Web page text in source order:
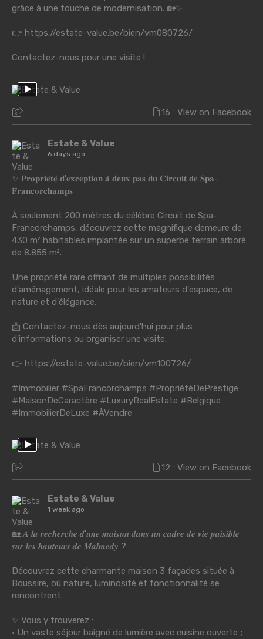
grâce à une touche de modernisation. 🏡✨
👉 https://estate-value.be/bien/vm080726/
Contactez-nous pour une visite !
16 View on Facebook
Estate & Value
6 days ago
✨ 𝐏𝐫𝐨𝐩𝐫𝐢𝐞́𝐭𝐞́ 𝐝'𝐞𝐱𝐜𝐞𝐩𝐭𝐢𝐨𝐧 𝐚̀ 𝐝𝐞𝐮𝐱 𝐩𝐚𝐬 𝐝𝐮 𝐂𝐢𝐫𝐜𝐮𝐢𝐭 𝐝𝐞 𝐒𝐩𝐚-
𝐅𝐫𝐚𝐧𝐜𝐨𝐫𝐜𝐡𝐚𝐦𝐩𝐬
À seulement 200 mètres du célèbre Circuit de Spa-
Francorchamps, découvrez cette magnifique demeure de
430 m² habitables implantée sur un superbe terrain arboré
de 8.855 m².
Une propriété rare offrant de multiples possibilités
d'aménagement, idéale pour les amateurs d'espace, de
nature et d'élégance.
📩 Contactez-nous dès aujourd'hui pour plus
d'informations ou organiser une visite.
👉 https://estate-value.be/bien/vm100726/
#Immobilier #SpaFrancorchamps #PropriétéDePrestige
#MaisonDeCaractère #LuxuryRealEstate #Belgique
#ImmobilierDeLuxe #ÀVendre
12 View on Facebook
Estate & Value
1 week ago
🏡 𝑨 𝒍𝒂 𝒓𝒆𝒄𝒉𝒆𝒓𝒄𝒉𝒆 𝒅'𝒖𝒏𝒆 𝒎𝒂𝒊𝒔𝒐𝒏 𝒅𝒂𝒏𝒔 𝒖𝒏 𝒄𝒂𝒅𝒓𝒆 𝒅𝒆 𝒗𝒊𝒆 𝒑𝒂𝒊𝒔𝒊𝒃𝒍𝒆
𝒔𝒖𝒓 𝒍𝒆𝒔 𝒉𝒂𝒖𝒕𝒆𝒖𝒓𝒔 𝒅𝒆 𝑴𝒂𝒍𝒎𝒆𝒅𝒚 ?
Découvrez cette charmante maison 3 façades située à
Boussire, où nature, luminosité et fonctionnalité se
rencontrent.
✨ Vous y trouverez :
• Un vaste séjour baigné de lumière avec cuisine ouverte ;